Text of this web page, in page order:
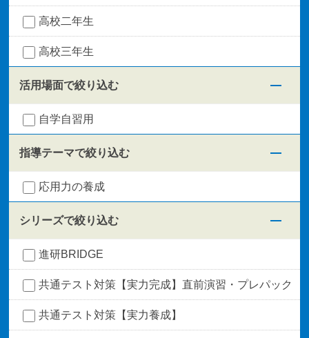
高校二年生
高校三年生
活用場面で絞り込む
自学自習用
指導テーマで絞り込む
応用力の養成
シリーズで絞り込む
進研BRIDGE
共通テスト対策【実力完成】直前演習・プレパック
共通テスト対策【実力養成】